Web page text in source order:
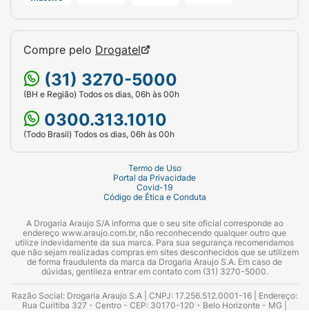
Compre pelo Drogatel
(31) 3270-5000
(BH e Região) Todos os dias, 06h às 00h
0300.313.1010
(Todo Brasil) Todos os dias, 06h às 00h
Termo de Uso
Portal da Privacidade
Covid-19
Código de Ética e Conduta
A Drogaria Araujo S/A informa que o seu site oficial corresponde ao
endereço www.araujo.com.br, não reconhecendo qualquer outro que
utilize indevidamente da sua marca. Para sua segurança recomendamos
que não sejam realizadas compras em sites desconhecidos que se utilizem
de forma fraudulenta da marca da Drogaria Araujo S.A. Em caso de
dúvidas, gentileza entrar em contato com (31) 3270-5000.
Razão Social: Drogaria Araujo S.A | CNPJ: 17.256.512.0001-16 | Endereço:
Rua Curitiba 327 - Centro - CEP: 30170-120 - Belo Horizonte - MG |